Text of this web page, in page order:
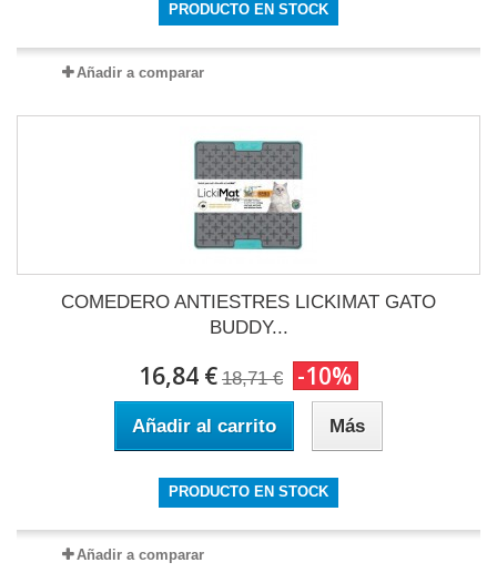
PRODUCTO EN STOCK
Añadir a comparar
COMEDERO ANTIESTRES LICKIMAT GATO
BUDDY...
16,84 € 18,71 € -10%
Añadir al carrito Más
PRODUCTO EN STOCK
Añadir a comparar